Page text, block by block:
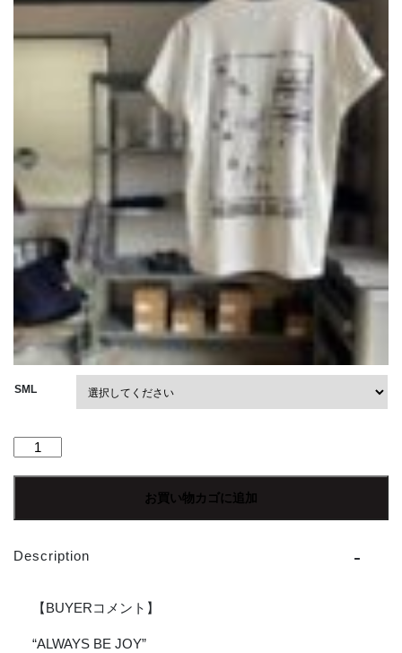
SML
【Ladies】
フ
ー
Rycycle
お買い物カゴに追加
Description
【BUYERコメント】
“ALWAYS BE JOY”